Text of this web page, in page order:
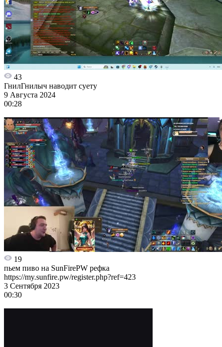
43
ГнилГнилыч наводит суету
9 Августа 2024
00:28
19
пьем пиво на SunFirePW рефка
https://my.sunfire.pw/register.php?ref=423
3 Сентября 2023
00:30